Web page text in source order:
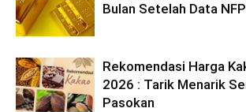
Bulan Setelah Data
Rekomendasi Harga
2026 : Tarik Menarik
Pasokan